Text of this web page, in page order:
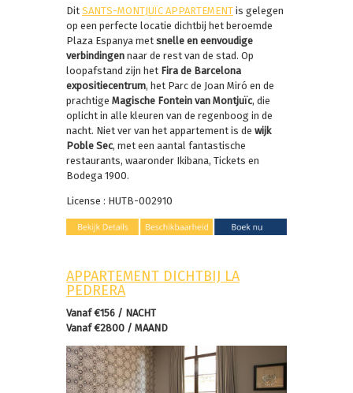
Dit SANTS-MONTJUÏC APPARTEMENT is gelegen
op een perfecte locatie dichtbij het beroemde
Plaza Espanya met snelle en eenvoudige
verbindingen naar de rest van de stad. Op
loopafstand zijn het Fira de Barcelona
expositiecentrum, het Parc de Joan Miró en de
prachtige Magische Fontein van Montjuïc, die
oplicht in alle kleuren van de regenboog in de
nacht. Niet ver van het appartement is de wijk
Poble Sec, met een aantal fantastische
restaurants, waaronder Ikibana, Tickets en
Bodega 1900.
License : HUTB-002910
APPARTEMENT DICHTBIJ LA
PEDRERA
Vanaf €156 / NACHT
Vanaf €2800 / MAAND